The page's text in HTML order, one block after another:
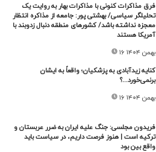
فرق مذاکرات کنونی با مذاکرات بهار به روایت یک
تحلیلگر سیاسی/ بهشتی پور: جامعه از مذاکره انتظار
معجزه نداشته باشد/ کشورهای منطقه دنبال زدوبند با
آمریکا هستند
۱۶ بهمن ۱۴۰۴
کنایه زیدآبادی به پزشکیان؛ واقعاً به ایشان
برنمی‌خورد...؟
۱۶ بهمن ۱۴۰۴
فریدون مجلسی: جنگ علیه ایران به ضرر عربستان و
ترکیه است | هنوز فرصت داریم، در سیاست باید
واقع بین بود